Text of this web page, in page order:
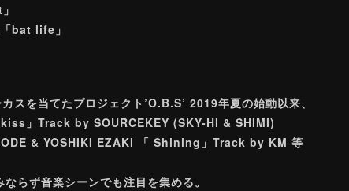
bat life」
スを当てたプロジェクト’O.B.S’ 2019年夏の始動以来、
」Track by SOURCEKEY (SKY-HI & SHIMI)
& YOSHIKI EZAKI 「 Shining」Track by KM 等
らず音楽シーンでも注目を集める。